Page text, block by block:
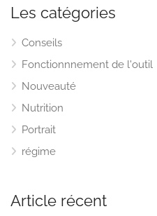
Les catégories
Conseils
Fonctionnnement de l'outil
Nouveauté
Nutrition
Portrait
régime
Article récent